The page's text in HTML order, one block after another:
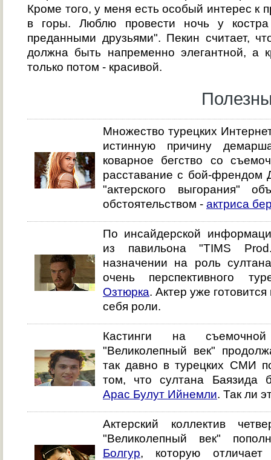
Кроме того, у меня есть особый интерес
в горы. Люблю провести ночь у
преданными друзьями". Пекин считает,
должна быть напременно элегантной, а
только потом - красивой.
Множество турецких
истинную причину
коварное бегство со
расставание с бой-
"актерского выгорания"
обстоятельством - актриса
По инсайдерской
из павильона "TIMS
назначении на роль
очень перспективного
Озтюрка. Актер уже
себя роли.
Кастинги на
"Великолепный век"
так давно в турецких СМИ
том, что султана Баязида
Арас Булут Ийнемли. Так ли
Актерский коллектив
"Великолепный век"
Болгур, которую отличает